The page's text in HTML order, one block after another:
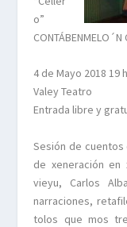
o”
CONTÁBENMELO´N
4 de Mayo 2018 19
Valey Teatro
Entrada libre y
Sesión de
de xeneración en
vieyu, Carlos
narraciones,
tolos que mos